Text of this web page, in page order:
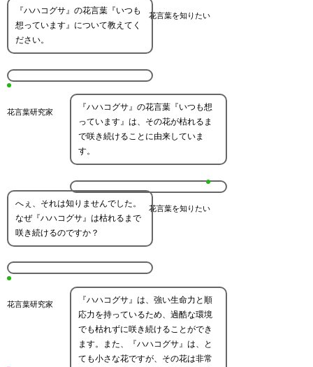
花言葉を知りたい
『ハハコグサ』の花言葉『いつも
想っています』について教えてく
ださい。
花言葉研究家
『ハハコグサ』の花言葉『いつも想
っています』は、その花が枯れるま
で咲き続けることに由来していま
す。
花言葉を知りたい
へぇ、それは知りませんでした。
なぜ『ハハコグサ』は枯れるまで
咲き続けるのですか？
花言葉研究家
『ハハコグサ』は、強い生命力と順
応力を持っているため、過酷な環境
でも枯れずに咲き続けることができ
ます。また、『ハハコグサ』は、と
ても小さな花ですが、その花は非常